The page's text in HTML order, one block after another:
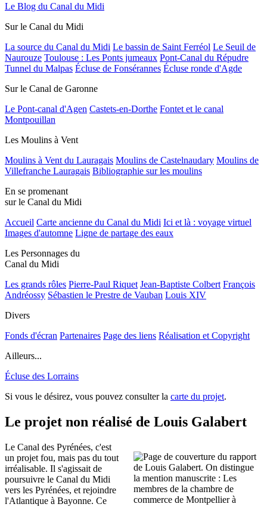
Le Blog du Canal du Midi
Sur le Canal du Midi
La source du Canal du Midi Le bassin de Saint Ferréol Le Seuil de
Naurouze Toulouse : Les Ponts jumeaux Pont-Canal du Répudre
Tunnel du Malpas Écluse de Fonsérannes Écluse ronde d'Agde
Sur le Canal de Garonne
Le Pont-canal d'Agen Castets-en-Dorthe Fontet et le canal
Montpouillan
Les Moulins à Vent
Moulins à Vent du Lauragais Moulins de Castelnaudary Moulins de
Villefranche Lauragais Bibliographie sur les moulins
En se promenant
sur le Canal du Midi
Accueil Carte ancienne du Canal du Midi Ici et là : voyage virtuel
Images d'automne Ligne de partage des eaux
Les Personnages du
Canal du Midi
Les grands rôles Pierre-Paul Riquet Jean-Baptiste Colbert François
Andréossy Sébastien le Prestre de Vauban Louis XIV
Divers
Fonds d'écran Partenaires Page des liens Réalisation et Copyright
Ailleurs...
Écluse des Lorrains
Si vous le désirez, vous pouvez consulter la carte du projet.
Le projet non réalisé de Louis Galabert
Le Canal des Pyrénées, c'est
un projet fou, mais pas du tout
irréalisable. Il s'agissait de
poursuivre le Canal du Midi
vers les Pyrénées, et rejoindre
l'Atlantique à Bayonne. Ce